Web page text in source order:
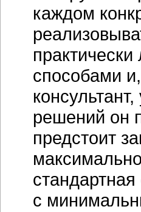
каждом
способами
решений он
предстоит
с